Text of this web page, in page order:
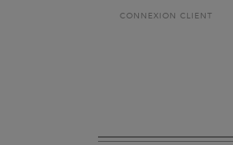
CONNEXION CLIENT